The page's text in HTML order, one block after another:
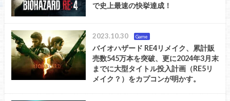
で史上最速の快挙達成！
2023.10.30 Game
バイオハザード RE4リメイク、累計販
売数545万本を突破、更に2024年3月末
までに大型タイトル投入計画（RE5リ
メイク？）をカプコンが明かす。